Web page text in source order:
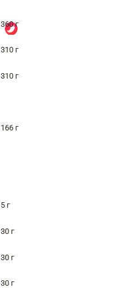
360 г
310 г
310 г
166 г
5 г
30 г
30 г
30 г